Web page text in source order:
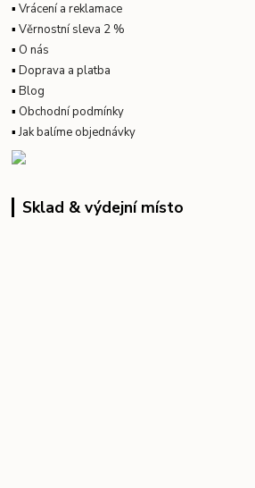
▪Vrácení a reklamace
▪Věrnostní sleva 2 %
▪ O nás
▪Doprava a platba
▪Blog
▪ Obchodní podmínky
▪Jak balíme objednávky
Sklad & výdejní místo